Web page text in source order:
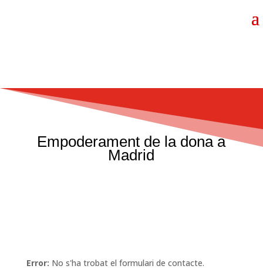
Empoderament de la dona a
Madrid
Error: No s'ha trobat el formulari de contacte.